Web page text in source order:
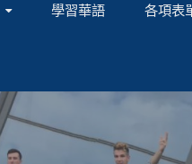
學習華語 各項表